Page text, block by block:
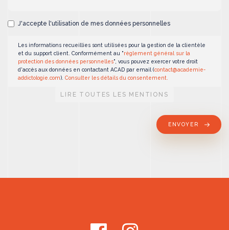
J'accepte l'utilisation de mes données personnelles
Les informations recueillies sont utilisées pour la gestion de la clientèle
et du support client. Conformément au "règlement général sur la
protection des données personnelles", vous pouvez exercer votre droit
d'accès aux données en contactant ACAD par email (contact@academie-
addictologie.com). Consulter les détails du consentement.
LIRE TOUTES LES MENTIONS
ENVOYER